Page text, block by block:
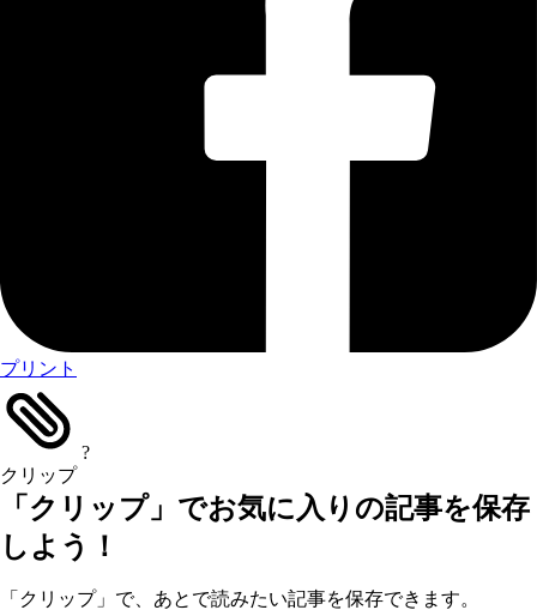
プリント
クリップ
?
「クリップ」でお気に入りの記事を保存
しよう！
「クリップ」で、あとで読みたい記事を保存できます。